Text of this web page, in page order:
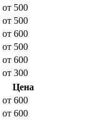
от 500
от 500
от 600
от 500
от 600
от 300
Цена
от 600
от 600